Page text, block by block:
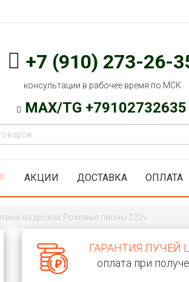
+7 (910) 273-26-
консультации в рабочее время по МСК
MAX/TG +79102732635
АКЦИИ ДОСТАВКА ОПЛАТА
на досках Розовые пионы 222v
ГАРАНТИЯ ЛУЧЕЙ
оплата при